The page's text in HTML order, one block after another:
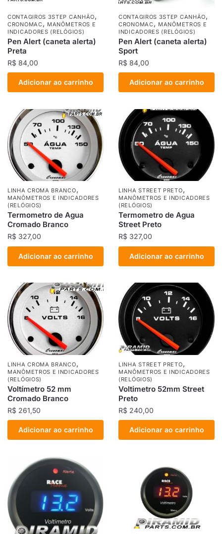
CONTAGIROS 3STEP CANHÃO,
CRONOMAC, MANÔMETROS E
INDICADORES (RELÓGIOS)
Pen Alert (caneta alerta)
Preta
R$ 84,00
Adicionar ao carrinho
CONTAGIROS 3STEP CANHÃO,
CRONOMAC, MANÔMETROS E
INDICADORES (RELÓGIOS)
Pen Alert (caneta alerta)
Sport
R$ 84,00
Adicionar ao carrinho
LINHA CROMA BRANCO,
MANÔMETROS E INDICADORES
(RELÓGIOS)
Termometro de Agua
Cromado Branco
R$ 327,00
Adicionar ao carrinho
LINHA STREET PRETO,
MANÔMETROS E INDICADORES
(RELÓGIOS)
Termometro de Agua
Street Preto
R$ 327,00
Adicionar ao carrinho
LINHA CROMA BRANCO,
MANÔMETROS E INDICADORES
(RELÓGIOS)
Voltímetro 52 mm
Cromado Branco
R$ 261,50
Adicionar ao carrinho
LINHA STREET PRETO,
MANÔMETROS E INDICADORES
(RELÓGIOS)
Voltimetro 52mm Street
Preto
R$ 240,00
Adicionar ao carrinho